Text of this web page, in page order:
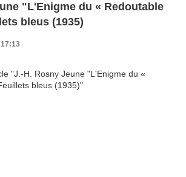
"L'Enigme du « Redoutable
bleus (1935)